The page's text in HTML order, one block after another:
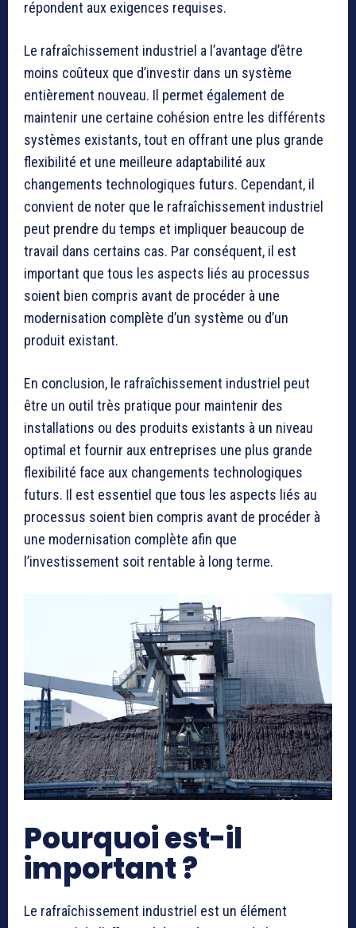
répondent aux exigences requises.
Le rafraîchissement industriel a l’avantage d’être
moins coûteux que d’investir dans un système
entièrement nouveau. Il permet également de
maintenir une certaine cohésion entre les différents
systèmes existants, tout en offrant une plus grande
flexibilité et une meilleure adaptabilité aux
changements technologiques futurs. Cependant, il
convient de noter que le rafraîchissement industriel
peut prendre du temps et impliquer beaucoup de
travail dans certains cas. Par conséquent, il est
important que tous les aspects liés au processus
soient bien compris avant de procéder à une
modernisation complète d’un système ou d’un
produit existant.
En conclusion, le rafraîchissement industriel peut
être un outil très pratique pour maintenir des
installations ou des produits existants à un niveau
optimal et fournir aux entreprises une plus grande
flexibilité face aux changements technologiques
futurs. Il est essentiel que tous les aspects liés au
processus soient bien compris avant de procéder à
une modernisation complète afin que
l’investissement soit rentable à long terme.
Pourquoi est-il
important ?
Le rafraîchissement industriel est un élément